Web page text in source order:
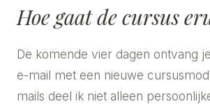
Hoe gaat de cursus
De komende vier dagen ontvang
e-mail met een nieuwe
mails deel ik niet alleen